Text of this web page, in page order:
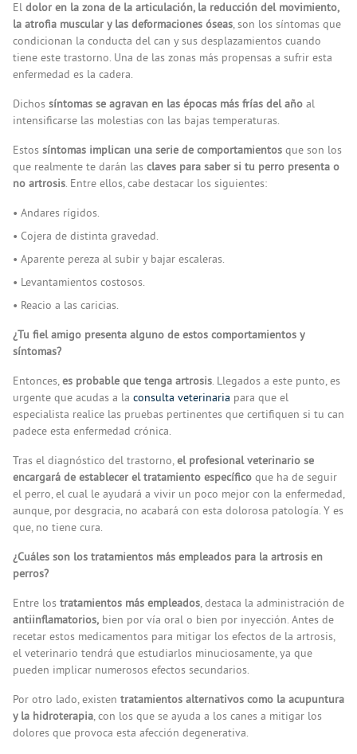
El dolor en la zona de la articulación, la reducción del movimiento,
la atrofia muscular y las deformaciones óseas, son los síntomas que
condicionan la conducta del can y sus desplazamientos cuando
tiene este trastorno. Una de las zonas más propensas a sufrir esta
enfermedad es la cadera.
Dichos síntomas se agravan en las épocas más frías del año al
intensificarse las molestias con las bajas temperaturas.
Estos síntomas implican una serie de comportamientos que son los
que realmente te darán las claves para saber si tu perro presenta o
no artrosis. Entre ellos, cabe destacar los siguientes:
Andares rígidos.
Cojera de distinta gravedad.
Aparente pereza al subir y bajar escaleras.
Levantamientos costosos.
Reacio a las caricias.
¿Tu fiel amigo presenta alguno de estos comportamientos y
síntomas?
Entonces,es probable que tenga artrosis. Llegados a este punto, es
urgente que acudas a la consulta veterinaria para que el
especialista realice las pruebas pertinentes que certifiquen si tu can
padece esta enfermedad crónica.
Tras el diagnóstico del trastorno,el profesional veterinario se
encargará de establecer el tratamiento específico que ha de seguir
el perro, el cual le ayudará a vivir un poco mejor con la enfermedad,
aunque, por desgracia, no acabará con esta dolorosa patología. Y es
que, no tiene cura.
¿Cuáles son los tratamientos más empleados para la artrosis en
perros?
Entre los tratamientos más empleados, destaca la administración de
antiinflamatorios, bien por vía oral o bien por inyección. Antes de
recetar estos medicamentos para mitigar los efectos de la artrosis,
el veterinario tendrá que estudiarlos minuciosamente, ya que
pueden implicar numerosos efectos secundarios.
Por otro lado, existen tratamientos alternativos como la acupuntura
y la hidroterapia, con los que se ayuda a los canes a mitigar los
dolores que provoca esta afección degenerativa.